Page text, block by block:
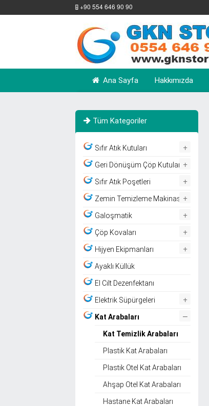
+90 554 646 90 90
Ana Sayfa Hakkımızda
Tüm Kategoriler
Sıfır Atık Kutuları +
Geri Dönüşüm Çöp Kutuları +
Sıfır Atık Poşetleri +
Zemin Temizleme Makinası +
Galoşmatik +
Çöp Kovaları +
Hijyen Ekipmanları +
Ayaklı Küllük
El Cilt Dezenfektanı
Elektrik Süpürgeleri +
Kat Arabaları –
Kat Temizlik Arabaları
Plastik Kat Arabaları
Plastik Otel Kat Arabaları
Ahşap Otel Kat Arabaları
Hastane Kat Arabaları